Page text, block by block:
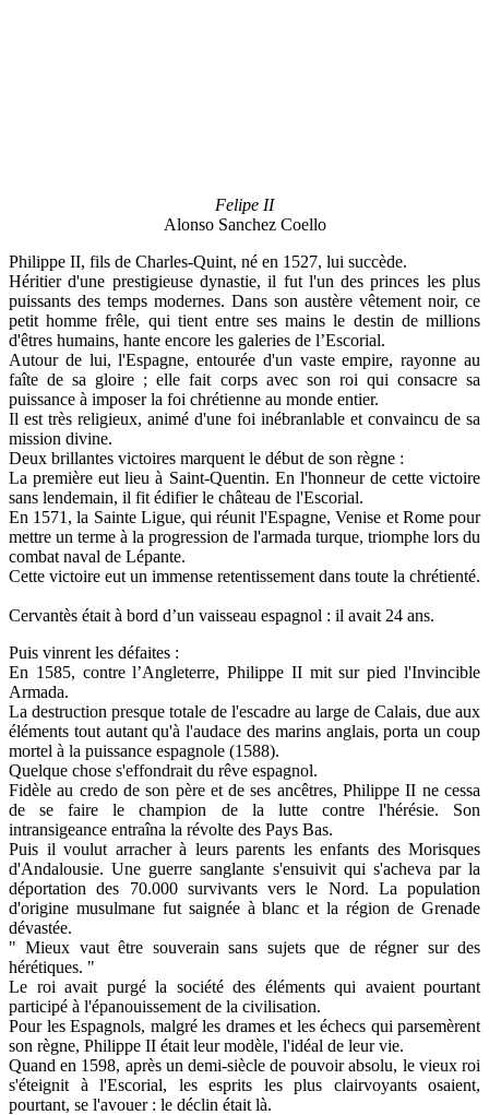
Felipe II
Alonso Sanchez Coello
Philippe II, fils de Charles-Quint, né en 1527, lui succède.
Héritier d'une prestigieuse dynastie, il fut l'un des princes les plus
puissants des temps modernes. Dans son austère vêtement noir, ce
petit homme frêle, qui tient entre ses mains le destin de millions
d'êtres humains, hante encore les galeries de l’Escorial.
Autour de lui, l'Espagne, entourée d'un vaste empire, rayonne au
faîte de sa gloire ; elle fait corps avec son roi qui consacre sa
puissance à imposer la foi chrétienne au monde entier.
Il est très religieux, animé d'une foi inébranlable et convaincu de sa
mission divine.
Deux brillantes victoires marquent le début de son règne :
La première eut lieu à Saint-Quentin. En l'honneur de cette victoire
sans lendemain, il fit édifier le château de l'Escorial.
En 1571, la Sainte Ligue, qui réunit l'Espagne, Venise et Rome pour
mettre un terme à la progression de l'armada turque, triomphe lors du
combat naval de Lépante.
Cette victoire eut un immense retentissement dans toute la chrétienté.
Cervantès était à bord d’un vaisseau espagnol : il avait 24 ans.
Puis vinrent les défaites :
En 1585, contre l’Angleterre, Philippe II mit sur pied l'Invincible
Armada.
La destruction presque totale de l'escadre au large de Calais, due aux
éléments tout autant qu'à l'audace des marins anglais, porta un coup
mortel à la puissance espagnole (1588).
Quelque chose s'effondrait du rêve espagnol.
Fidèle au credo de son père et de ses ancêtres, Philippe II ne cessa
de se faire le champion de la lutte contre l'hérésie. Son
intransigeance entraîna la révolte des Pays Bas.
Puis il voulut arracher à leurs parents les enfants des Morisques
d'Andalousie. Une guerre sanglante s'ensuivit qui s'acheva par la
déportation des 70.000 survivants vers le Nord. La population
d'origine musulmane fut saignée à blanc et la région de Grenade
dévastée.
" Mieux vaut être souverain sans sujets que de régner sur des
hérétiques. "
Le roi avait purgé la société des éléments qui avaient pourtant
participé à l'épanouissement de la civilisation.
Pour les Espagnols, malgré les drames et les échecs qui parsemèrent
son règne, Philippe II était leur modèle, l'idéal de leur vie.
Quand en 1598, après un demi-siècle de pouvoir absolu, le vieux roi
s'éteignit à l'Escorial, les esprits les plus clairvoyants osaient,
pourtant, se l'avouer : le déclin était là.